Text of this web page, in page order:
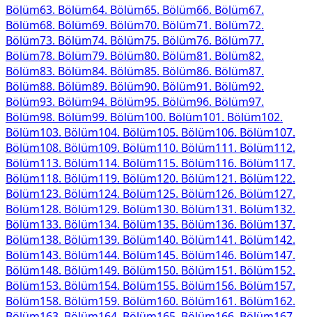
Bölüm63. Bölüm64. Bölüm65. Bölüm66. Bölüm67.
Bölüm68. Bölüm69. Bölüm70. Bölüm71. Bölüm72.
Bölüm73. Bölüm74. Bölüm75. Bölüm76. Bölüm77.
Bölüm78. Bölüm79. Bölüm80. Bölüm81. Bölüm82.
Bölüm83. Bölüm84. Bölüm85. Bölüm86. Bölüm87.
Bölüm88. Bölüm89. Bölüm90. Bölüm91. Bölüm92.
Bölüm93. Bölüm94. Bölüm95. Bölüm96. Bölüm97.
Bölüm98. Bölüm99. Bölüm100. Bölüm101. Bölüm102.
Bölüm103. Bölüm104. Bölüm105. Bölüm106. Bölüm107.
Bölüm108. Bölüm109. Bölüm110. Bölüm111. Bölüm112.
Bölüm113. Bölüm114. Bölüm115. Bölüm116. Bölüm117.
Bölüm118. Bölüm119. Bölüm120. Bölüm121. Bölüm122.
Bölüm123. Bölüm124. Bölüm125. Bölüm126. Bölüm127.
Bölüm128. Bölüm129. Bölüm130. Bölüm131. Bölüm132.
Bölüm133. Bölüm134. Bölüm135. Bölüm136. Bölüm137.
Bölüm138. Bölüm139. Bölüm140. Bölüm141. Bölüm142.
Bölüm143. Bölüm144. Bölüm145. Bölüm146. Bölüm147.
Bölüm148. Bölüm149. Bölüm150. Bölüm151. Bölüm152.
Bölüm153. Bölüm154. Bölüm155. Bölüm156. Bölüm157.
Bölüm158. Bölüm159. Bölüm160. Bölüm161. Bölüm162.